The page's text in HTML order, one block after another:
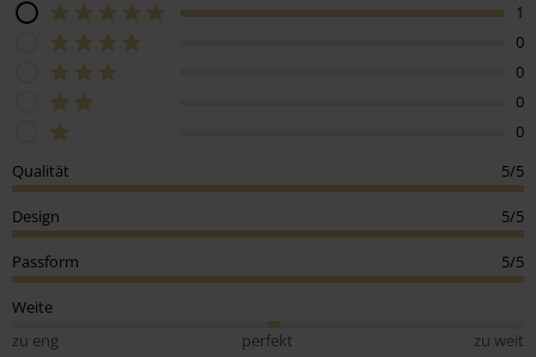
1
0
0
0
0
Qualität
5/5
Design 5/5
Passform 5/5
Weite
zu eng
perfekt
zu weit